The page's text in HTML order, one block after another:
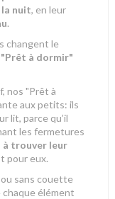
nuit, en leur
.
changent le
"Prêt à dormir"
nos "Prêt à
aux petits: ils
lit, parce qu’il
les fermetures
à trouver leur
pour eux.
ou sans couette
chaque élément